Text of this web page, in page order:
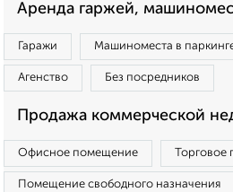
Аренда гаржей,
Гаражи Машиноместа в
Агенство Без посредников
Продажа коммерческой
Офисное помещение Торговое
Помещение свободного назначения